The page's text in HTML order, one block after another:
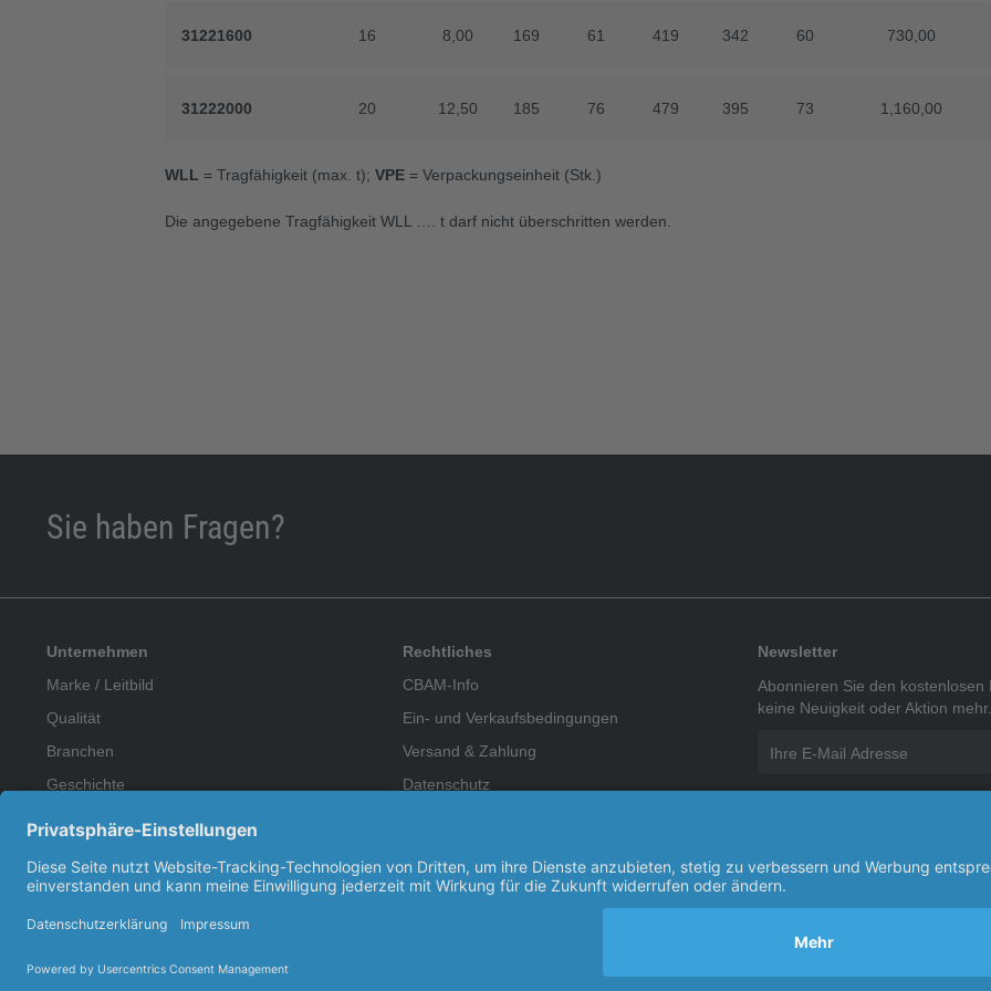
31221600 16 8,00 169 61 419 342 60 730,00
31222000 20 12,50 185 76 479 395 73 1,160,00
WLL = Tragfähigkeit (max. t); VPE = Verpackungseinheit (Stk.)
Die angegebene Tragfähigkeit WLL …. t darf nicht überschritten werden.
Sie haben Fragen?
Unternehmen
Marke / Leitbild
Qualität
Branchen
Geschichte
Rechtliches
CBAM-Info
Ein- und Verkaufsbedingungen
Versand & Zahlung
Datenschutz
Impressum
Newsletter
Abonnieren Sie den
keine Neuigkeit oder Aktion mehr.
Copyright © 2026 Kleinsorge GmbH & Co. KG
31221600 16 8,00 169 61 419 342 60 730,00
31222000 20 12,50 185 76 479 395 73 1,160,00